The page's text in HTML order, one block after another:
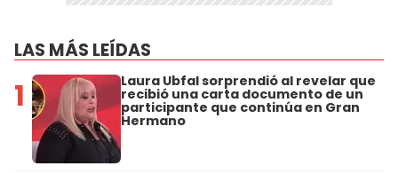
LAS MÁS LEÍDAS
1 Laura Ubfal sorprendió al revelar que
recibió una carta documento de un
participante que continúa en Gran
Hermano